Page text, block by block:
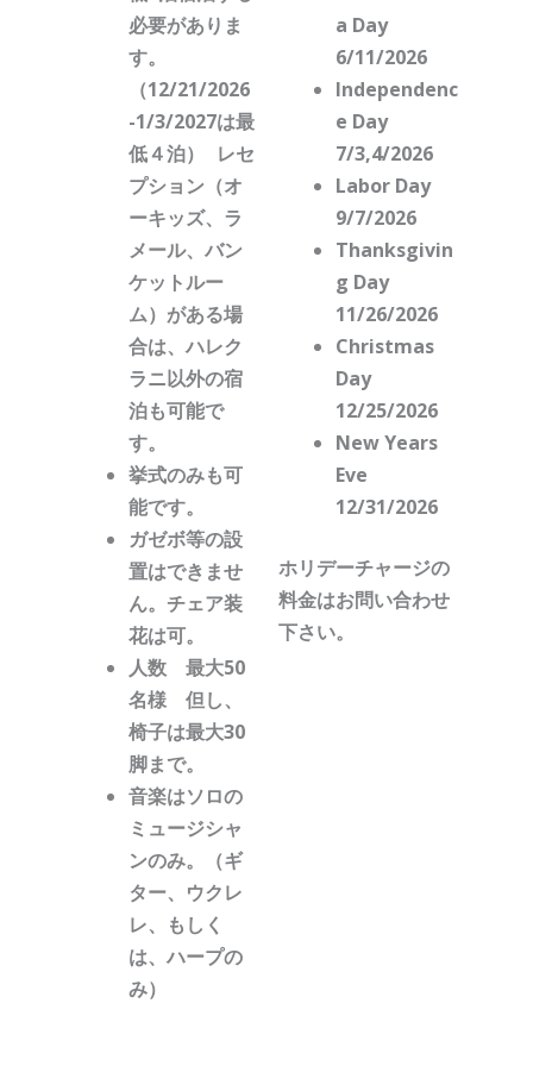
必要がありま
す。
（12/21/2026
-1/3/2027は最
低４泊） レセ
プション（オ
ーキッズ、ラ
メール、バン
ケットルー
ム）がある場
合は、ハレク
ラニ以外の宿
泊も可能で
す。
挙式のみも可
能です。
ガゼボ等の設
置はできませ
ん。チェア装
花は可。
人数 最大50
名様 但し、
椅子は最大30
脚まで。
音楽はソロの
ミュージシャ
ンのみ。（ギ
ター、ウクレ
レ、もしく
は、ハープの
み）
a Day
6/11/2026
Independenc
e Day
7/3,4/2026
Labor Day
9/7/2026
Thanksgivin
g Day
11/26/2026
Christmas
Day
12/25/2026
New Years
Eve
12/31/2026
ホリデーチャージの
料金はお問い合わせ
下さい。